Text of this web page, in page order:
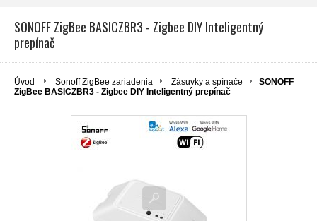
SONOFF ZigBee BASICZBR3 - Zigbee DIY Inteligentný
prepínač
Úvod Sonoff ZigBee zariadenia Zásuvky a spínače
SONOFF
ZigBee BASICZBR3 - Zigbee DIY Inteligentný prepínač